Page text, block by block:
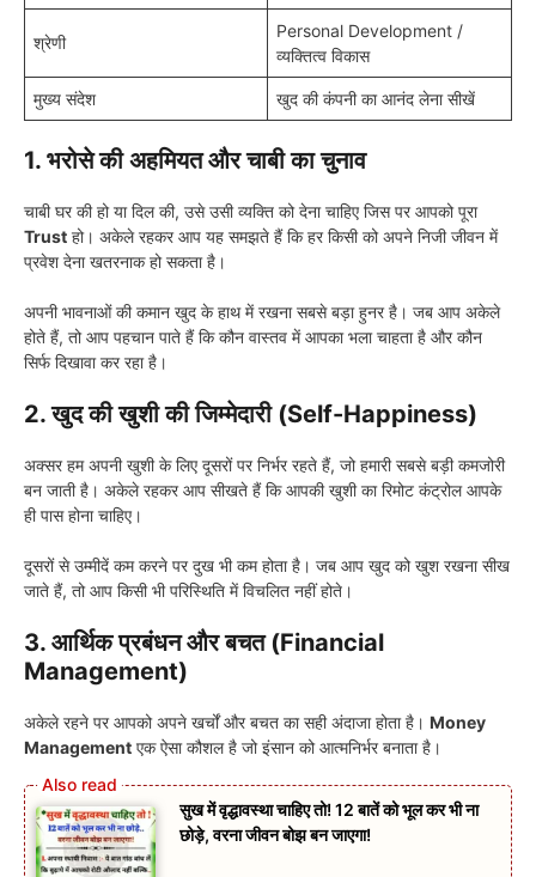
श्रेणी
Personal Development /
व्यक्तित्व विकास
मुख्य संदेश खुद की कंपनी का आनंद लेना सीखें
1. भरोसे की अहमियत और चाबी का चुनाव
चाबी घर की हो या दिल की, उसे उसी व्यक्ति को देना चाहिए जिस पर आपको पूरा
Trust हो। अकेले रहकर आप यह समझते हैं कि हर किसी को अपने निजी जीवन में
प्रवेश देना खतरनाक हो सकता है।
अपनी भावनाओं की कमान खुद के हाथ में रखना सबसे बड़ा हुनर है। जब आप अकेले
होते हैं, तो आप पहचान पाते हैं कि कौन वास्तव में आपका भला चाहता है और कौन
सिर्फ दिखावा कर रहा है।
2. खुद की खुशी की जिम्मेदारी (Self-Happiness)
अक्सर हम अपनी खुशी के लिए दूसरों पर निर्भर रहते हैं, जो हमारी सबसे बड़ी कमजोरी
बन जाती है। अकेले रहकर आप सीखते हैं कि आपकी खुशी का रिमोट कंट्रोल आपके
ही पास होना चाहिए।
दूसरों से उम्मीदें कम करने पर दुख भी कम होता है। जब आप खुद को खुश रखना सीख
जाते हैं, तो आप किसी भी परिस्थिति में विचलित नहीं होते।
3. आर्थिक प्रबंधन और बचत (Financial
Management)
अकेले रहने पर आपको अपने खर्चों और बचत का सही अंदाजा होता है। Money
Management एक ऐसा कौशल है जो इंसान को आत्मनिर्भर बनाता है।
सुख में वृद्धावस्था चाहिए तो! 12 बातें को भूल कर भी ना
छोड़े, वरना जीवन बोझ बन जाएगा!